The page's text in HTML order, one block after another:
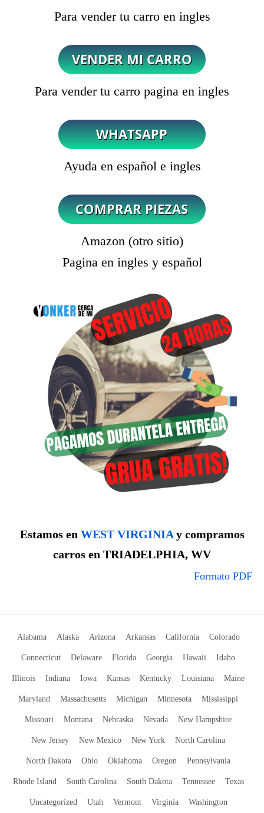
Para vender tu carro en ingles
Para vender tu carro pagina en ingles
Ayuda en español e ingles
Amazon (otro sitio)
Pagina en ingles y español
Estamos en WEST VIRGINIAy compramos
carros en TRIADELPHIA, WV
Formato PDF
Alabama Alaska Arizona Arkansas California Colorado
Connecticut Delaware Florida Georgia Hawaii Idaho
Illinois Indiana Iowa Kansas Kentucky Louisiana Maine
Maryland Massachusetts Michigan Minnesota Mississippi
Missouri Montana Nebraska Nevada New Hampshire
New Jersey New Mexico New York North Carolina
North Dakota Ohio Oklahoma Oregon Pennsylvania
Rhode Island South Carolina South Dakota Tennessee Texas
Uncategorized Utah Vermont Virginia Washington